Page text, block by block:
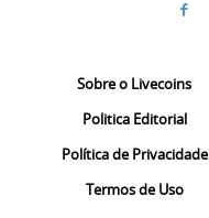
Sobre o Livecoins
Politica Editorial
Política de Privacidade
Termos de Uso